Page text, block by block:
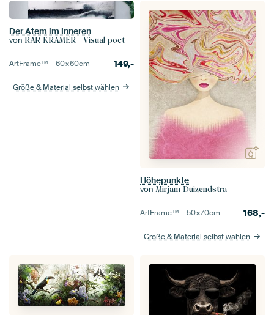
Der Atem im Inneren
von RAR KRAMER - Visual poet
ArtFrame™ –60×60cm 149,-
Größe & Material selbst wählen
Höhepunkte
von Mirjam Duizendstra
ArtFrame™ –50×70cm 168,-
Größe & Material selbst wählen